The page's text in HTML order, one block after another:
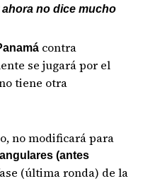
no dice mucho
contra
se jugará por el
tiene otra
no modificará para
(antes
(última ronda) de la